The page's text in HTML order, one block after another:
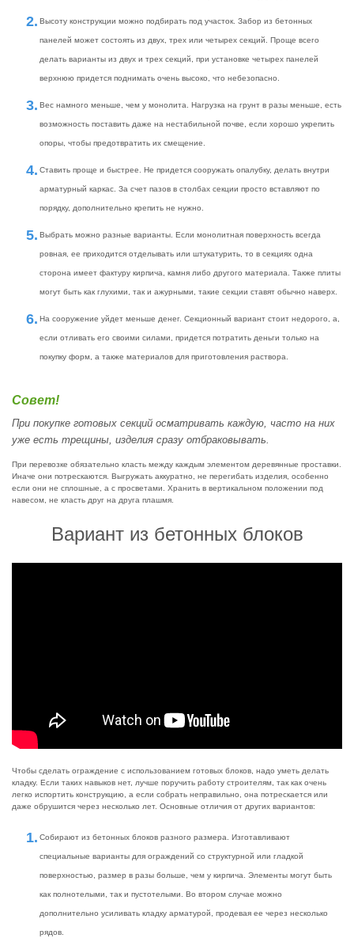
Высоту конструкции можно подбирать под участок. Забор из бетонных
панелей может состоять из двух, трех или четырех секций. Проще всего
делать варианты из двух и трех секций, при установке четырех панелей
верхнюю придется поднимать очень высоко, что небезопасно.
Вес намного меньше, чем у монолита. Нагрузка на грунт в разы меньше, есть
возможность поставить даже на нестабильной почве, если хорошо укрепить
опоры, чтобы предотвратить их смещение.
Ставить проще и быстрее. Не придется сооружать опалубку, делать внутри
арматурный каркас. За счет пазов в столбах секции просто вставляют по
порядку, дополнительно крепить не нужно.
Выбрать можно разные варианты. Если монолитная поверхность всегда
ровная, ее приходится отделывать или штукатурить, то в секциях одна
сторона имеет фактуру кирпича, камня либо другого материала. Также плиты
могут быть как глухими, так и ажурными, такие секции ставят обычно наверх.
На сооружение уйдет меньше денег. Секционный вариант стоит недорого, а,
если отливать его своими силами, придется потратить деньги только на
покупку форм, а также материалов для приготовления раствора.
Совет!
При покупке готовых секций осматривать каждую, часто на них
уже есть трещины, изделия сразу отбраковывать.
При перевозке обязательно класть между каждым элементом деревянные проставки.
Иначе они потрескаются. Выгружать аккуратно, не перегибать изделия, особенно
если они не сплошные, а с просветами. Хранить в вертикальном положении под
навесом, не класть друг на друга плашмя.
Вариант из бетонных блоков
Чтобы сделать ограждение с использованием готовых блоков, надо уметь делать
кладку. Если таких навыков нет, лучше поручить работу строителям, так как очень
легко испортить конструкцию, а если собрать неправильно, она потрескается или
даже обрушится через несколько лет. Основные отличия от других вариантов:
Собирают из бетонных блоков разного размера. Изготавливают
специальные варианты для ограждений со структурной или гладкой
поверхностью, размер в разы больше, чем у кирпича. Элементы могут быть
как полнотелыми, так и пустотелыми. Во втором случае можно
дополнительно усиливать кладку арматурой, продевая ее через несколько
рядов.